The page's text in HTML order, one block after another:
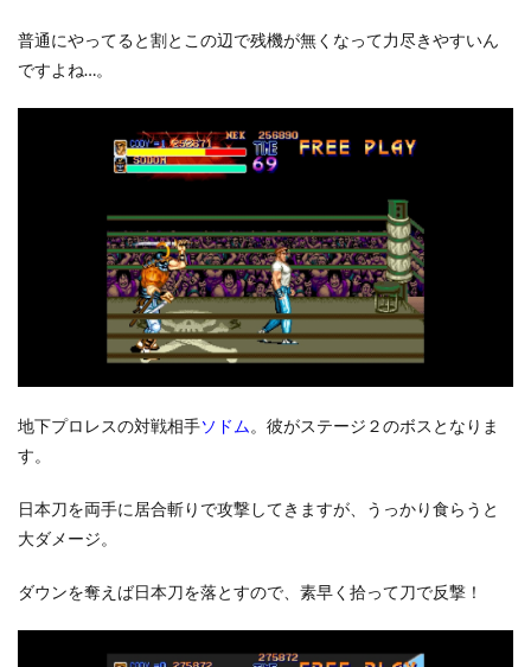
普通にやってると割とこの辺で残機が無くなって力尽きやすいん
ですよね…。
地下プロレスの対戦相手ソドム。彼がステージ２のボスとなりま
す。
日本刀を両手に居合斬りで攻撃してきますが、うっかり食らうと
大ダメージ。
ダウンを奪えば日本刀を落とすので、素早く拾って刀で反撃！